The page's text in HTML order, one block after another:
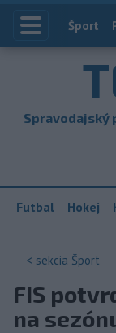
Index
Šport
Spravodajský
Futbal Hokej
< sekcia Šport
FIS
na